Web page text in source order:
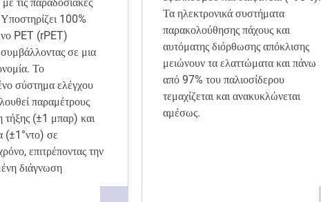
Υποστηρίζει 100%
PET (rPET)
σε μια
Το
σύστημα ελέγχου
παραμέτρους
τήξης (±1 μπαρ) και
(±1°ντο) σε
επιτρέποντας την
διάγνωση
Τα ηλεκτρονικά συστήματα
παρακολούθησης πάχους και
αυτόματης διόρθωσης απόκλισης
μειώνουν τα ελαττώματα και πάνω
από 97% του παλιοσίδερου
τεμαχίζεται και ανακυκλώνεται
αμέσως.